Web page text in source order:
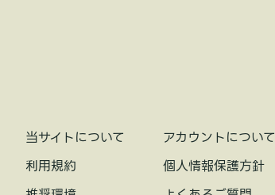
当サイトについて
アカウントについて
利用規約
個人情報保護方針